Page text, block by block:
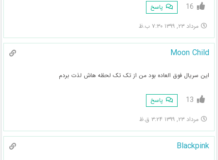
16 پاسخ
مرداد ۲۳, ۱۳۹۹ ۷:۳۰ ب.ظ
Moon Child
این سریال فوق العاده بود من از تک تک لحظه هاش لذت بردم
13 پاسخ
مرداد ۲۳, ۱۳۹۹ ۳:۲۴ ق.ظ
Blackpink